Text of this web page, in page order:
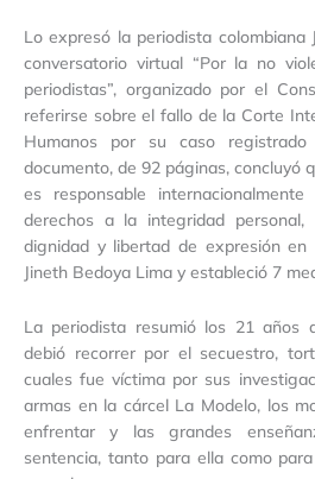
Lo expresó la periodista colombiana
conversatorio virtual “Por la no
periodistas”, organizado por el
referirse sobre el fallo de la Corte
Humanos por su caso
documento, de 92 páginas, concluyó
es responsable
derechos a la integridad personal,
dignidad y libertad de expresión en
Jineth Bedoya Lima y estableció 7
La periodista resumió los 21 años
debió recorrer por el secuestro,
cuales fue víctima por sus
armas en la cárcel La Modelo, los
enfrentar y las grandes
sentencia, tanto para ella como